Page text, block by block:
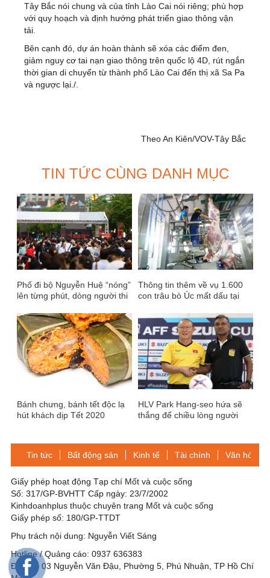
Tây Bắc nói chung và của tỉnh Lào Cai nói riêng; phù hợp
với quy hoạch và định hướng phát triển giao thông vận
tải.
Bên cạnh đó, dự án hoàn thành sẽ xóa các điểm đen,
giảm nguy cơ tai nạn giao thông trên quốc lộ 4D, rút ngắn
thời gian di chuyển từ thành phố Lào Cai đến thị xã Sa Pa
và ngược lại./.
Theo An Kiên/VOV-Tây Bắc
TIN TỨC CÙNG DANH MỤC
Phố đi bộ Nguyễn Huệ “nóng”
lên từng phút, dòng người thi
Thông tin thêm về vụ 1.600
con trâu bò Úc mất dấu tại
Bánh chưng, bánh tết độc lạ
hút khách dịp Tết 2020
HLV Park Hang-seo hứa sẽ
thắng để chiều lòng người
Tin tức Bất động sản Kinh tế Tài chính Văn hóa-
Giấy phép hoạt động Tạp chí Mốt và cuộc sống
Số: 317/GP-BVHTT Cấp ngày: 23/7/2002
Kinhdoanhplus thuộc chuyên trang Mốt và cuộc sống
Giấy phép số: 180/GP-TTDT
Phụ trách nội dung: Nguyễn Viết Sáng
Hotline / Quảng cáo: 0937 636383
Địa chỉ: 03 Nguyễn Văn Đậu, Phường 5, Phú Nhuận, TP Hồ Chí